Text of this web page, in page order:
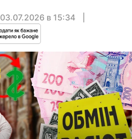
03.07.2026 в 15:34